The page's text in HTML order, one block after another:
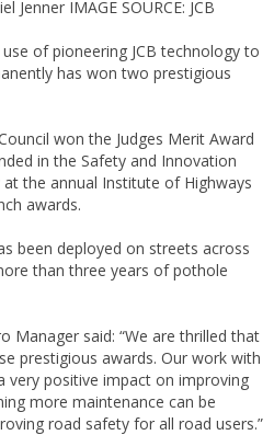
Jenner IMAGE SOURCE: JCB
of pioneering JCB technology to
has won two prestigious
won the Judges Merit Award
in the Safety and Innovation
the annual Institute of Highways
awards.
been deployed on streets across
than three years of pothole
Manager said: “We are thrilled that
prestigious awards. Our work with
very positive impact on improving
more maintenance can be
road safety for all road users.”